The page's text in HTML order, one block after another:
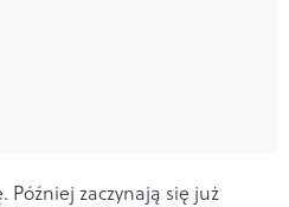
Później zaczynają się już